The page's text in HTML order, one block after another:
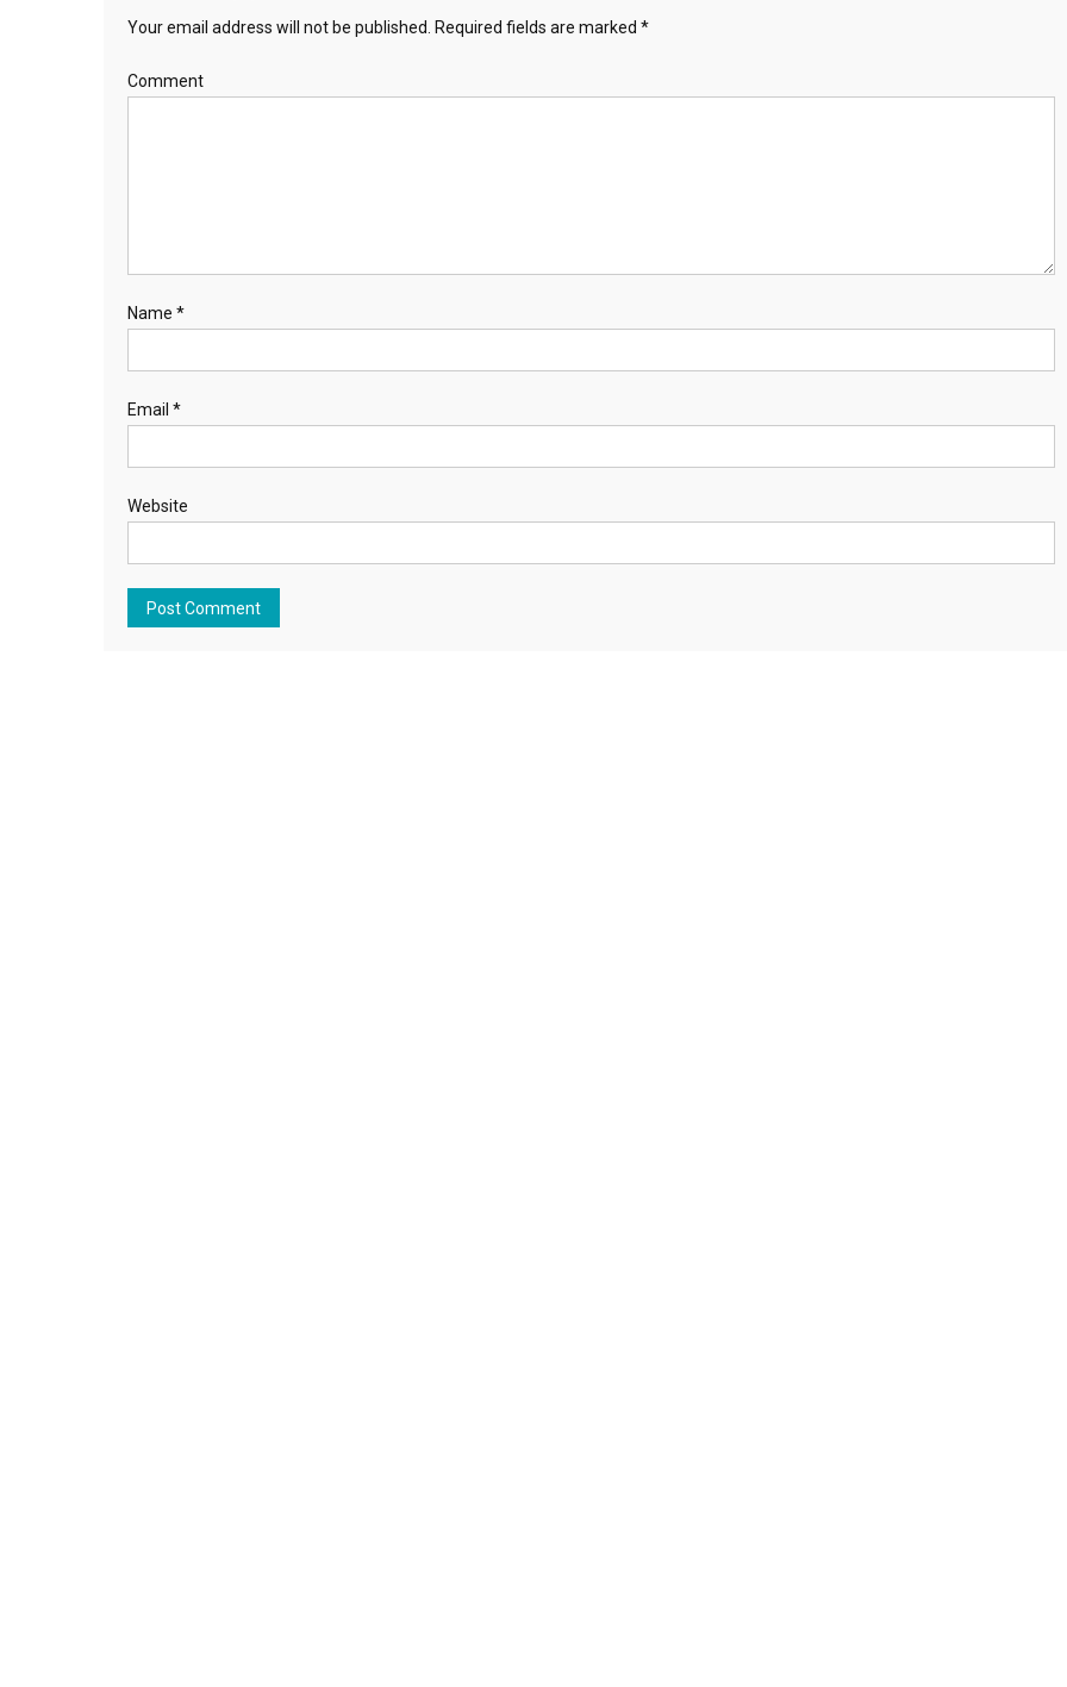
Your email address will not be published. Required fields are marked *
Comment
Name *
Email *
Website